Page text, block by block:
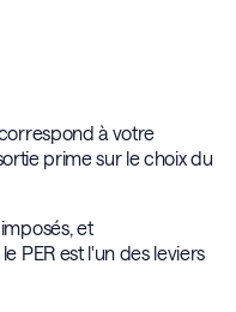
à votre
prime sur le choix du
et
PER est l'un des leviers